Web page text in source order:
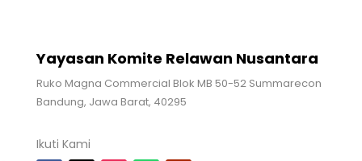
Yayasan Komite Relawan Nusantara
Ruko Magna Commercial Blok MB 50-52 Summarecon
Bandung, Jawa Barat, 40295
Ikuti Kami